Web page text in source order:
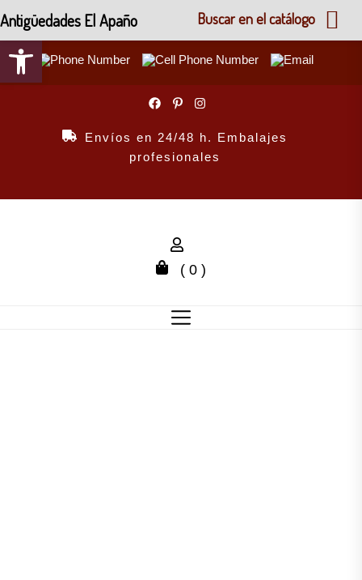
Envíos en 24/48 h. Embalajes
profesionales
( 0 )
Antigüedades El Apaño Buscar en el catálogo
Abrir barra de herramientas